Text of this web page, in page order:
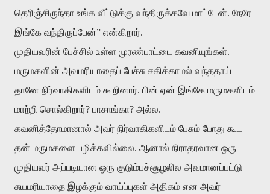
தெரிஞ்சிருந்தா உங்க வீட்டுக்கு வந்திருக்கவே மாட்டேன். நேரே
இங்கே வந்திருப்பேன்” என்கிறார்.
முதியவரின் பேச்சில் உள்ள முரண்பாட்டை கவனியுங்கள்.
மருமகளின் அவமரியாதைப் பேச்சு சகிக்காமல் வந்ததாய்
தானே நிர்வாகிகளிடம் கூறினார். பின் ஏன் இங்கே மருமகளிடம்
மாற்றி சொல்கிறார்? பாசாங்கா? அல்ல.
கவனித்தோமானால் அவர் நிர்வாகிகளிடம் பேசும் போது கூட
தன் மருமகளை பழிக்கவில்லை. ஆனால் நிராதரவான ஒரு
முதியவர் அப்படியான ஒரு குடும்பச்சூழலில அவமானப்பட்டு
சுயமரியாதை இழக்கும் வாய்ப்புகள் அதிகம் என அவர்